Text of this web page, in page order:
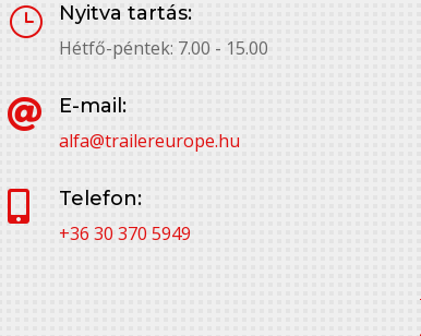
}
Nyitva tartás:
Hétfő-péntek: 7.00 - 15.00

E-mail:
alfa@trailereurope.hu

Telefon:
+36 30 370 5949